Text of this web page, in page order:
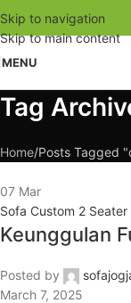
Skip to navigation
Skip to main content
MENU
Tag
Home Posts Tagged
07 Mar
Sofa Custom 2 Seater
Keunggulan
Posted by
March 7, 2025